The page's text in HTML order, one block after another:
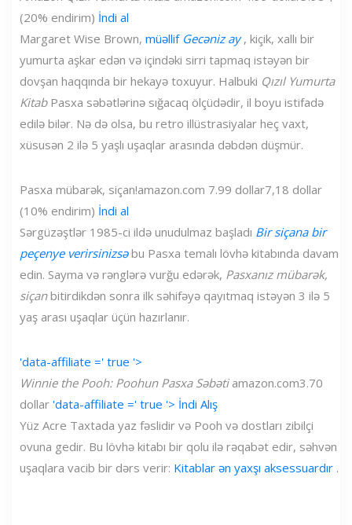
(20% endirim) İndi al
Margaret Wise Brown, müəllif Gecəniz ay , kiçik, xallı bir
yumurta aşkar edən və içindəki sirri tapmaq istəyən bir
dovşan haqqında bir hekayə toxuyur. Halbuki Qızıl Yumurta
KitabPasxa səbətlərinə sığacaq ölçüdədir, il boyu istifadə
edilə bilər. Nə də olsa, bu retro illüstrasiyalar heç vaxt,
xüsusən 2 ilə 5 yaşlı uşaqlar arasında dəbdən düşmür.
Pasxa mübarək, siçan!amazon.com 7.99 dollar7,18 dollar
(10% endirim) İndi al
Sərgüzəştlər 1985-ci ildə unudulmaz başladı Bir siçana bir
peçenye verirsinizsə bu Pasxa temalı lövhə kitabında davam
edin. Sayma və rənglərə vurğu edərək, Pasxanız mübarək,
siçanbitirdikdən sonra ilk səhifəyə qayıtmaq istəyən 3 ilə 5
yaş arası uşaqlar üçün hazırlanır.
'data-affiliate =' true '>
Winnie the Pooh: Poohun Pasxa Səbəti amazon.com3.70
dollar 'data-affiliate =' true '> İndi Alış
Yüz Acre Taxtada yaz fəslidir və Pooh və dostları zibilçi
ovuna gedir. Bu lövhə kitabı bir qolu ilə rəqabət edir, səhvən
uşaqlara vacib bir dərs verir: Kitablar ən yaxşı aksessuardır .